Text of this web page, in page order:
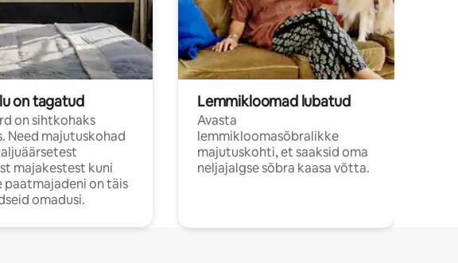
on tagatud
on sihtkohaks
Need majutuskohad
majakestest kuni
paatmajadeni on täis
omadusi.
Lemmikloomad lubatud
Avasta
lemmikloomasõbralikke
majutuskohti, et saaksid oma
neljajalgse sõbra kaasa võtta.